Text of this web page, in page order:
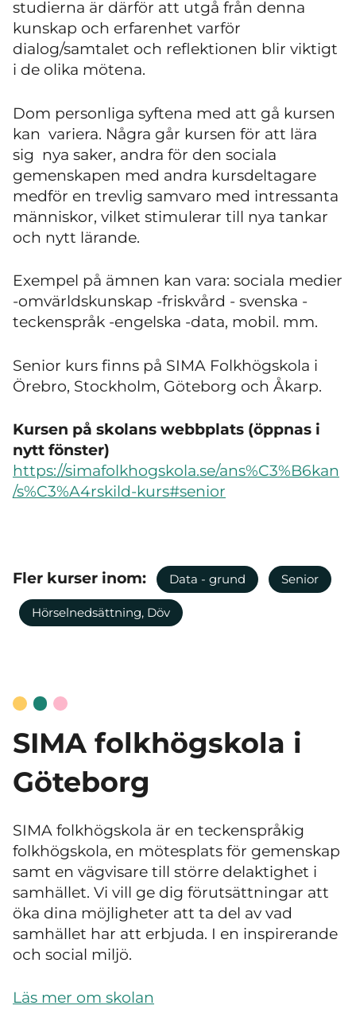
studierna är därför att utgå från denna
kunskap och erfarenhet varför
dialog/samtalet och reflektionen blir viktigt
i de olika mötena.
Dom personliga syftena med att gå kursen
kan variera. Några går kursen för att lära
sig nya saker, andra för den sociala
gemenskapen med andra kursdeltagare
medför en trevlig samvaro med intressanta
människor, vilket stimulerar till nya tankar
och nytt lärande.
Exempel på ämnen kan vara: sociala medier
-omvärldskunskap -friskvård - svenska -
teckenspråk -engelska -data, mobil. mm.
Senior kurs finns på SIMA Folkhögskola i
Örebro, Stockholm, Göteborg och Åkarp.
Kursen på skolans webbplats (öppnas i
nytt fönster)
https://simafolkhogskola.se/ans%C3%B6kan
/s%C3%A4rskild-kurs#senior
Fler kurser inom: Data - grund Senior
Hörselnedsättning, Döv
SIMA folkhögskola i
Göteborg
SIMA folkhögskola är en teckenspråkig
folkhögskola, en mötesplats för gemenskap
samt en vägvisare till större delaktighet i
samhället. Vi vill ge dig förutsättningar att
öka dina möjligheter att ta del av vad
samhället har att erbjuda. I en inspirerande
och social miljö.
Läs mer om skolan